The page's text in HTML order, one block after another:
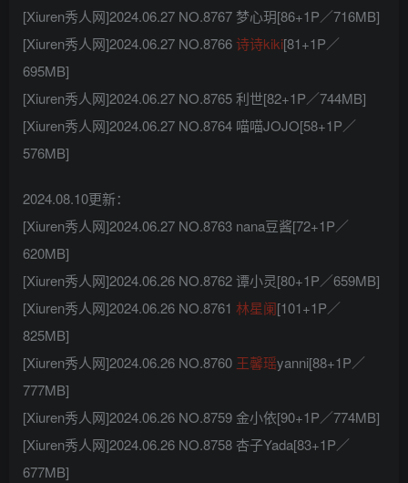
[Xiuren秀人网]2024.06.27 NO.8767 梦心玥[86+1P／716MB]
[Xiuren秀人网]2024.06.27 NO.8766诗诗kiki[81+1P／
695MB]
[Xiuren秀人网]2024.06.27 NO.8765 利世[82+1P／744MB]
[Xiuren秀人网]2024.06.27 NO.8764 喵喵JOJO[58+1P／
576MB]
2024.08.10更新：
[Xiuren秀人网]2024.06.27 NO.8763 nana豆酱[72+1P／
620MB]
[Xiuren秀人网]2024.06.26 NO.8762 谭小灵[80+1P／659MB]
[Xiuren秀人网]2024.06.26 NO.8761 林星阑[101+1P／
825MB]
[Xiuren秀人网]2024.06.26 NO.8760 王馨瑶yanni[88+1P／
777MB]
[Xiuren秀人网]2024.06.26 NO.8759 金小依[90+1P／774MB]
[Xiuren秀人网]2024.06.26 NO.8758 杏子Yada[83+1P／
677MB]